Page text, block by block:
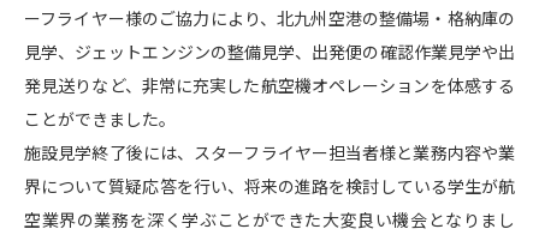
ーフライヤー様のご協力により、北九州空港の整備場・格納庫の
見学、ジェットエンジンの整備見学、出発便の確認作業見学や出
発見送りなど、非常に充実した航空機オペレーションを体感する
ことができました。
施設見学終了後には、スターフライヤー担当者様と業務内容や業
界について質疑応答を行い、将来の進路を検討している学生が航
空業界の業務を深く学ぶことができた大変良い機会となりまし